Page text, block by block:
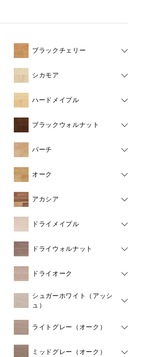
ブラックチェリー
シカモア
ハードメイプル
ブラックウォルナット
バーチ
オーク
アカシア
ドライメイプル
ドライウォルナット
ドライオーク
シュガーホワイト（アッシ
ュ）
ライトグレー（オーク）
ミッドグレー（オーク）